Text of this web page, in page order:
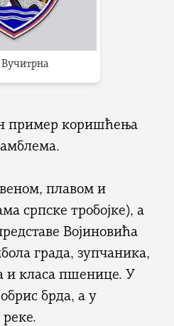
пример коришћења
плавом и
српске тробојке), а
Војиновића
града, зупчаника,
и класа пшенице. У
брда, а у